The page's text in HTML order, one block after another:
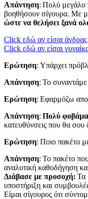
Απάντηση: Πολύ μεγάλο
βοηθήσουν σίγουρα. Με
ώστε να θελήσει ξανά
Click εδώ αν είσαι άνδρας
Click εδώ αν είσαι
Ερώτηση: Υπάρχει
Απάντηση: Το
Ερώτηση: Εφαρμόζω
Απάντηση: Πολύ
κατευθύνσεις που θα
Ερώτηση: Ποιο πακέτο
Απάντηση: Το πακέτο
αναλυτική καθοδήγηση
Διάβασε με προσοχή: Τα
υποστήριξη και
Είμαι σίγουρος ότι